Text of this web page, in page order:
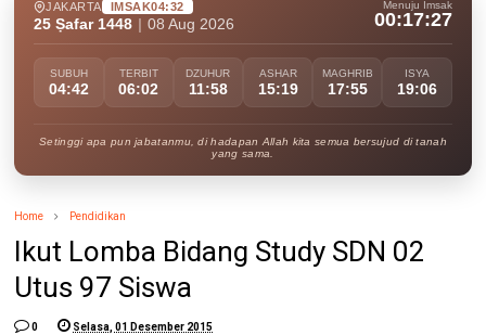
JAKARTA IMSAK04:32
25 Ṣafar 1448 08 Aug 2026
Menuju Imsak
00:17:26
SUBUH
04:42
TERBIT
06:02
DZUHUR
11:58
ASHAR
15:19
MAGHRIB
17:55
ISYA
19:06
Setinggi apa pun jabatanmu, di hadapan Allah kita semua bersujud di tanah
yang sama.
Home Pendidikan
Ikut Lomba Bidang Study SDN 02
Utus 97 Siswa
0 Selasa, 01 Desember 2015